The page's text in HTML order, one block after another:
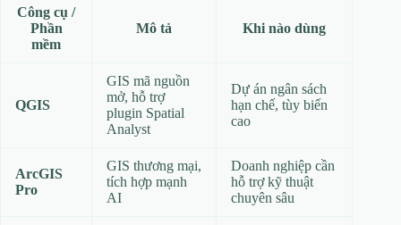
Công cụ /
Phần
mềm
Mô tả Khi nào dùng
QGIS
GIS mã nguồn
mở, hỗ trợ
plugin Spatial
Analyst
Dự án ngân sách
hạn chế, tùy biến
cao
ArcGIS
Pro
GIS thương mại,
tích hợp mạnh
AI
Doanh nghiệp cần
hỗ trợ kỹ thuật
chuyên sâu